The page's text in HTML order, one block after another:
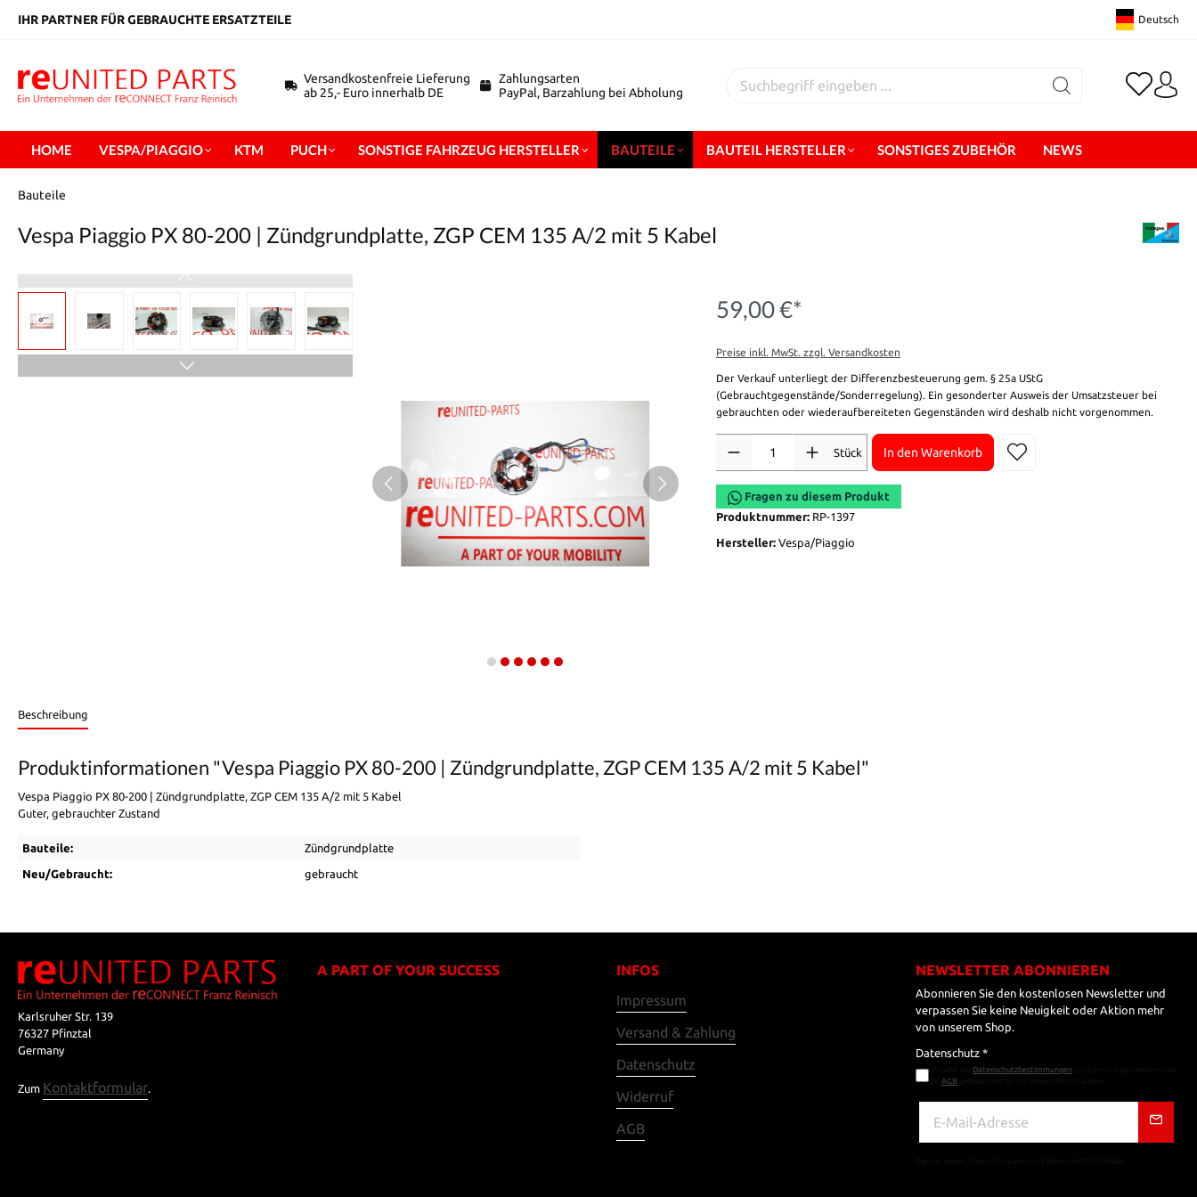
springen
IHR PARTNER FÜR GEBRAUCHTE ERSATZTEILE Deutsch
Versandkostenfreie Lieferung
ab 25,- Euro innerhalb DE
Zahlungsarten
PayPal, Barzahlung bei Abholung
HOME VESPA/PIAGGIO KTM PUCH SONSTIGE FAHRZEUG HERSTELLER BAUTEILE BAUTEIL HERSTELLER SONSTIGES ZUBEHÖR NEWS
Bauteile
Vespa Piaggio PX 80-200 | Zündgrundplatte, ZGP CEM 135 A/2 mit 5 Kabel
59,00 €*
Preise inkl. MwSt. zzgl. Versandkosten
Der Verkauf unterliegt der Differenzbesteuerung gem. § 25a UStG
(Gebrauchtgegenstände/Sonderregelung). Ein gesonderter Ausweis der Umsatzsteuer bei
gebrauchten oder wiederaufbereiteten Gegenständen wird deshalb nicht vorgenommen.
Stück
In den Warenkorb
Fragen zu diesem Produkt
Produktnummer: RP-1397
Hersteller: Vespa/Piaggio
Beschreibung
Produktinformationen "Vespa Piaggio PX 80-200 | Zündgrundplatte, ZGP CEM 135 A/2 mit 5 Kabel"
Vespa Piaggio PX 80-200 | Zündgrundplatte, ZGP CEM 135 A/2 mit 5 Kabel
Guter, gebrauchter Zustand
Bauteile: Zündgrundplatte
Neu/Gebraucht: gebraucht
Karlsruher Str. 139
76327 Pfinztal
Germany
Zum Kontaktformular.
A PART OF YOUR SUCCESS
INFOS
Impressum
Versand & Zahlung
Datenschutz
Widerruf
AGB
NEWSLETTER ABONNIEREN
Abonnieren Sie den kostenlosen Newsletter und
verpassen Sie keine Neuigkeit oder Aktion mehr
von unserem Shop.
Datenschutz *
Datenschutzbestimmungen
AGB